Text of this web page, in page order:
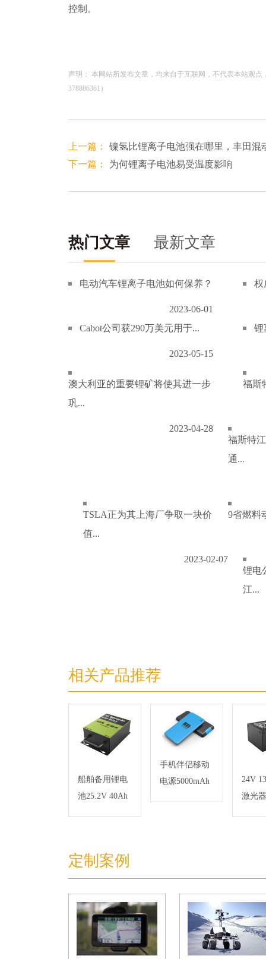
控制。
声明： 本网站所发布文章，均来自于互联网，不代表本站观
378886361）
上一篇：
镍氢比锂离子电池强在哪里，丰田混
下一篇：
为何锂离子电池易受温度影响
热门文章 最新文章
电动汽车锂离子电池如何保养？
2023-06-01
权
Cabot公司获290万美元用于...
2023-05-15
锂
澳大利亚的重要锂矿将使其进一步
巩...
2023-04-28
福斯
福斯特
通...
TSLA正为其上海厂争取一块价
值...
2023-02-07
9省燃料
锂电
江...
相关产品推荐
船舶备用锂电
池25.2V 40Ah
手机伴侣移动
电源5000mAh
24V
激光
定制案例